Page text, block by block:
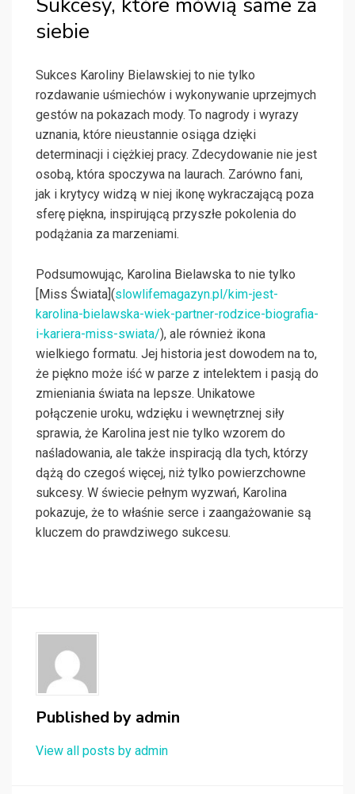
siebie
Sukces Karoliny Bielawskiej to nie tylko
rozdawanie uśmiechów i wykonywanie uprzejmych
gestów na pokazach mody. To nagrody i wyrazy
uznania, które nieustannie osiąga dzięki
determinacji i ciężkiej pracy. Zdecydowanie nie jest
osobą, która spoczywa na laurach. Zarówno fani,
jak i krytycy widzą w niej ikonę wykraczającą poza
sferę piękna, inspirującą przyszłe pokolenia do
podążania za marzeniami.
Podsumowując, Karolina Bielawska to nie tylko
[Miss Świata](slowlifemagazyn.pl/kim-jest-
karolina-bielawska-wiek-partner-rodzice-biografia-
i-kariera-miss-swiata/), ale również ikona
wielkiego formatu. Jej historia jest dowodem na to,
że piękno może iść w parze z intelektem i pasją do
zmieniania świata na lepsze. Unikatowe
połączenie uroku, wdzięku i wewnętrznej siły
sprawia, że Karolina jest nie tylko wzorem do
naśladowania, ale także inspiracją dla tych, którzy
dążą do czegoś więcej, niż tylko powierzchowne
sukcesy. W świecie pełnym wyzwań, Karolina
pokazuje, że to właśnie serce i zaangażowanie są
kluczem do prawdziwego sukcesu.
Published by admin
View all posts by admin